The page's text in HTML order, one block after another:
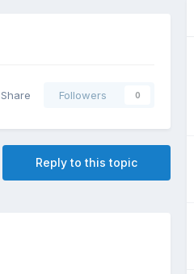
Share Followers 0
Reply to this topic